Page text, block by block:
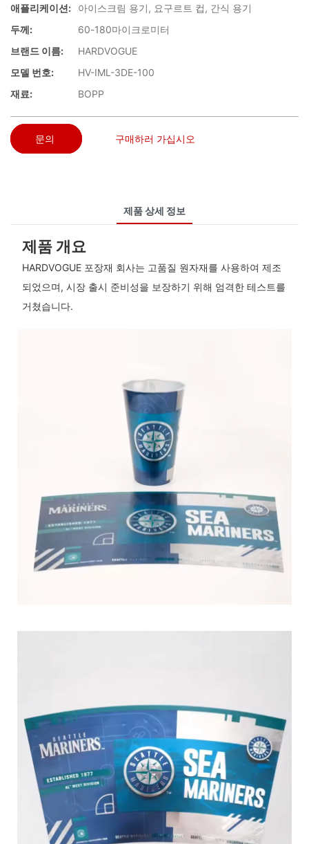
애플리케이션:
아이스크림 용기, 요구르트 컵, 간식 용기
두께:
60-180마이크로미터
브랜드 이름:
HARDVOGUE
모델 번호:
HV-IML-3DE-100
재료:
BOPP
문의 구매하러 가십시오
제품 상세 정보
제품 개요
HARDVOGUE 포장재 회사는 고품질 원자재를 사용하여 제조
되었으며, 시장 출시 준비성을 보장하기 위해 엄격한 테스트를
거쳤습니다.